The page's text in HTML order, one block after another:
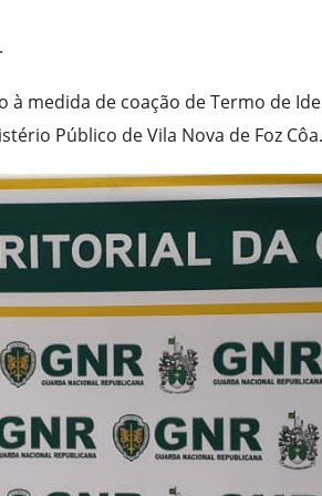
medida de coação de Termo de
Público de Vila Nova de Foz Côa.